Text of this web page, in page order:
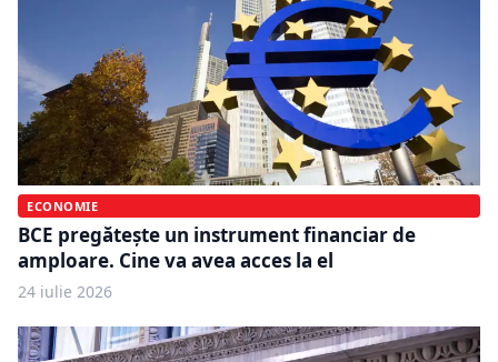
ECONOMIE
BCE pregătește un instrument financiar de
amploare. Cine va avea acces la el
24 iulie 2026